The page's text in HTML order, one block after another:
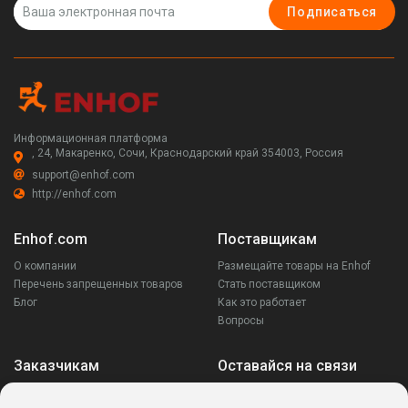
Подписаться
Информационная платформа
, 24, Макаренко, Сочи, Краснодарский край 354003, Россия
support@enhof.com
http://enhof.com
Enhof.com
О компании
Перечень запрещенных товаров
Блог
Поставщикам
Размещайте товары на Enhof
Стать поставщиком
Как это работает
Вопросы
Заказчикам Оставайся на связи